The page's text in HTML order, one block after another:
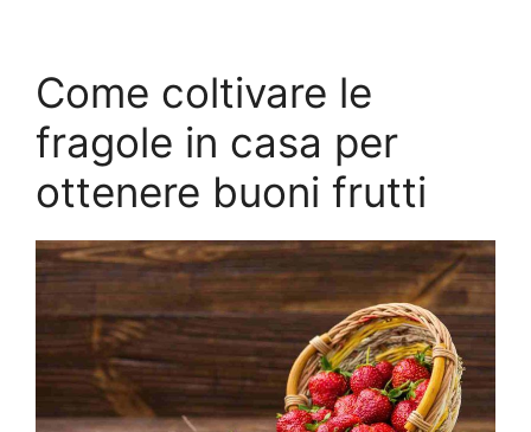
Come coltivare le
fragole in casa per
ottenere buoni frutti